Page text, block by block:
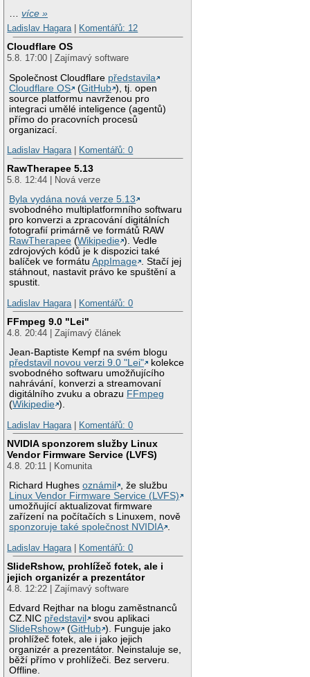
…více »
Ladislav Hagara| Komentářů: 12
Cloudflare OS
5.8. 17:00 | Zajímavý software
Společnost Cloudflare představila
Cloudflare OS
(GitHub ), tj. open
source platformu navrženou pro
integraci umělé inteligence (agentů)
přímo do pracovních procesů
organizací.
Ladislav Hagara| Komentářů: 0
RawTherapee 5.13
5.8. 12:44 | Nová verze
Byla vydána nová verze 5.13
svobodného multiplatformního softwaru
pro konverzi a zpracování digitálních
fotografií primárně ve formátů RAW
RawTherapee (Wikipedie ). Vedle
zdrojových kódů je k dispozici také
balíček ve formátuAppImage . Stačí jej
stáhnout, nastavit právo ke spuštění a
spustit.
Ladislav Hagara| Komentářů: 0
FFmpeg 9.0 "Lei"
4.8. 20:44 | Zajímavý článek
Jean-Baptiste Kempf na svém blogu
představil novou verzi 9.0 "Lei"
kolekce
svobodného softwaru umožňujícího
nahrávání, konverzi a streamovaní
digitálního zvuku a obrazu FFmpeg
(Wikipedie ).
Ladislav Hagara| Komentářů: 0
NVIDIA sponzorem služby Linux
Vendor Firmware Service (LVFS)
4.8. 20:11 | Komunita
Richard Hughesoznámil
, že službu
Linux Vendor Firmware Service (LVFS)
umožňující aktualizovat firmware
zařízení na počítačích s Linuxem, nově
sponzoruje také společnost NVIDIA .
Ladislav Hagara| Komentářů: 0
SlideRshow, prohlížeč fotek, ale i
jejich organizér a prezentátor
4.8. 12:22 | Zajímavý software
Edvard Rejthar na blogu zaměstnanců
CZ.NIC představil
svou aplikaci
SlideRshow
(GitHub ). Funguje jako
prohlížeč fotek, ale i jako jejich
organizér a prezentátor. Neinstaluje se,
běží přímo v prohlížeči. Bez serveru.
Offline.